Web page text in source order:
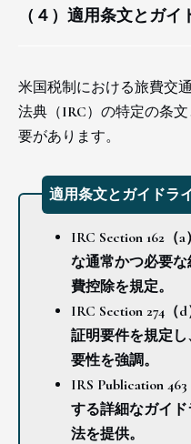
（４）適用条文とガイ
米国税制における旅費交
法典（IRC）の特定の条
要があります。
適用条文とガイドラ
IRC Section 162
な通常かつ必要
費控除を規定。
IRC Section 274
証明要件を規定
要性を強調。
IRS Publication
する詳細なガイ
法を提供。